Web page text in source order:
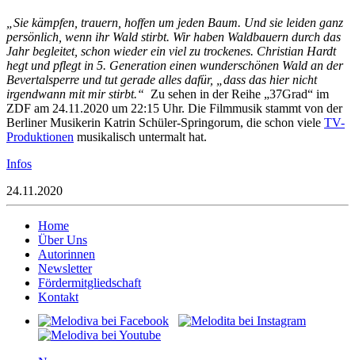
„Sie kämpfen, trauern, hoffen um jeden Baum. Und sie leiden ganz
persönlich, wenn ihr Wald stirbt. Wir haben Waldbauern durch das
Jahr begleitet, schon wieder ein viel zu trockenes. Christian Hardt
hegt und pflegt in 5. Generation einen wunderschönen Wald an der
Bevertalsperre und tut gerade alles dafür, „dass das hier nicht
irgendwann mit mir stirbt.“ Zu sehen in der Reihe „37Grad“ im
ZDF am 24.11.2020 um 22:15 Uhr. Die Filmmusik stammt von der
Berliner Musikerin Katrin Schüler-Springorum, die schon viele TV-
Produktionen musikalisch untermalt hat.
Infos
24.11.2020
Home
Über Uns
Autorinnen
Newsletter
Fördermitgliedschaft
Kontakt